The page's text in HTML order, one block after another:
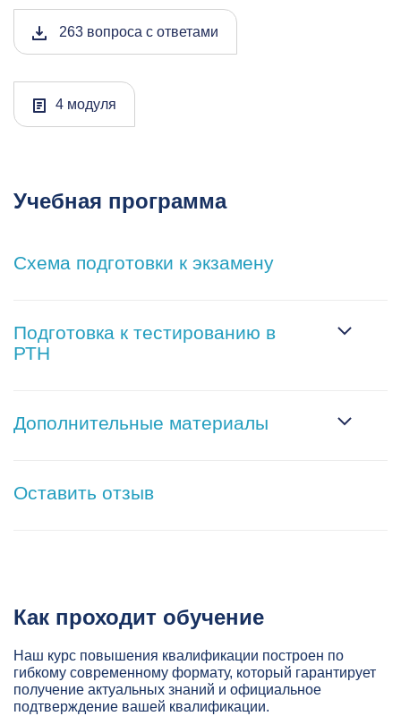
263 вопроса с ответами
4 модуля
Учебная программа
Схема подготовки к экзамену
Подготовка к тестированию в
РТН
Дополнительные материалы
Оставить отзыв
Как проходит обучение
Наш курс повышения квалификации построен по
гибкому современному формату, который гарантирует
получение актуальных знаний и официальное
подтверждение вашей квалификации.